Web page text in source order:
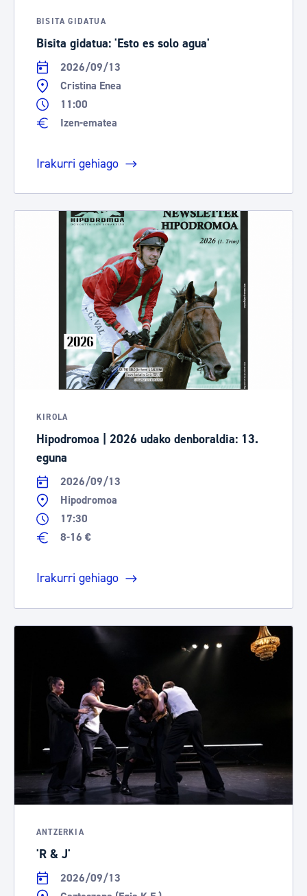
BISITA GIDATUA
Bisita gidatua: 'Esto es solo agua'
2026/09/13
Cristina Enea
11:00
Izen-ematea
Irakurri gehiago
KIROLA
Hipodromoa | 2026 udako denboraldia: 13.
eguna
2026/09/13
Hipodromoa
17:30
8-16 €
Irakurri gehiago
ANTZERKIA
'R & J'
2026/09/13